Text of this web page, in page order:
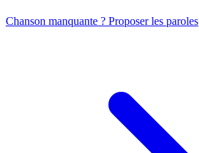
Chanson manquante ? Proposer les paroles